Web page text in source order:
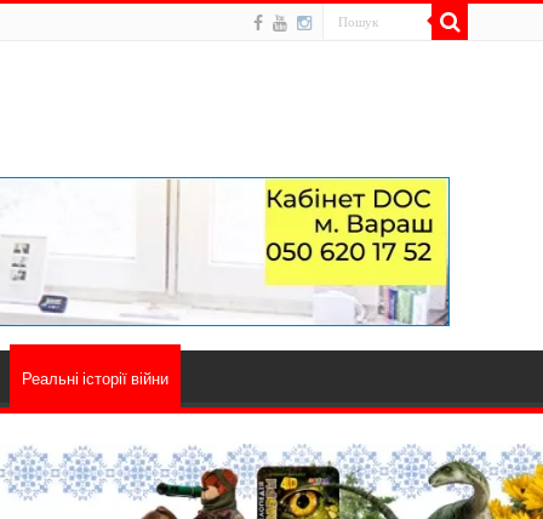
Реальні історії війни